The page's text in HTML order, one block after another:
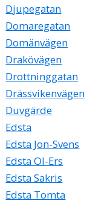
Djupegatan
Domaregatan
Domänvägen
Drakövägen
Drottninggatan
Drässvikenvägen
Duvgärde
Edsta
Edsta Jon-Svens
Edsta Ol-Ers
Edsta Sakris
Edsta Tomta